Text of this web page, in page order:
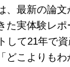
、最新の論
た実体験レ
して21年で
どこよりも